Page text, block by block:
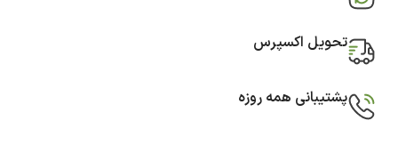
تحویل اکسپرس
پشتیبانی همه روزه